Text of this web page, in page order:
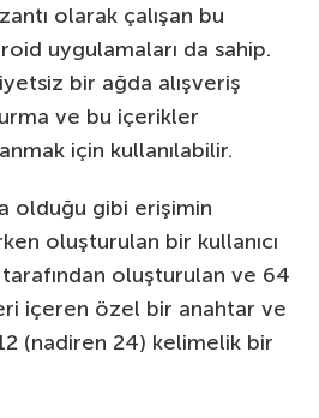
olarak çalışan bu
uygulamaları da sahip.
bir ağda alışveriş
ve bu içerikler
için kullanılabilir.
olduğu gibi erişimin
oluşturulan bir kullanıcı
oluşturulan ve 64
içeren özel bir anahtar ve
(nadiren 24) kelimelik bir